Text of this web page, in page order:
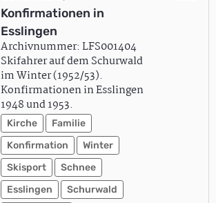
Konfirmationen in
Esslingen
Archivnummer: LFS001404
Skifahrer auf dem Schurwald
im Winter (1952/53).
Konfirmationen in Esslingen
1948 und 1953.
Kirche
Familie
Konfirmation
Winter
Skisport
Schnee
Esslingen
Schurwald